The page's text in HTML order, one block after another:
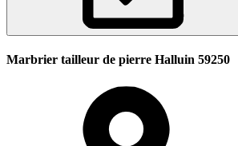
Marbrier tailleur de pierre Halluin 59250